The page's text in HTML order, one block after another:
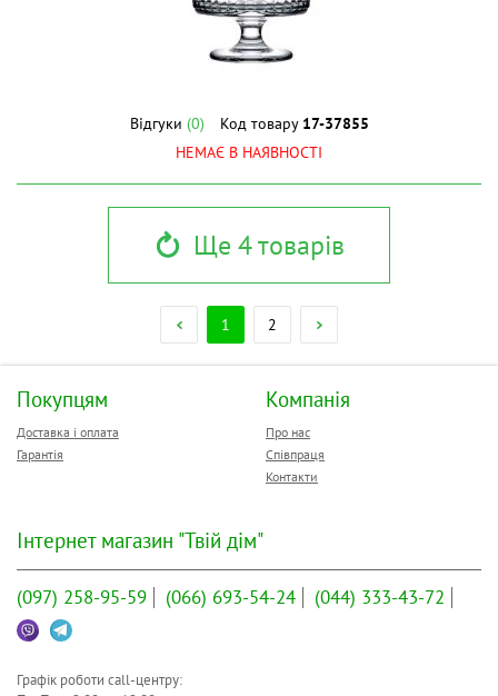
Відгуки (0) Код товару 17-37855
НЕМАЄ В НАЯВНОСТІ
Ще 4 товарів
1 2
Покупцям
Доставка і оплата
Гарантія
Компанія
Про нас
Співпраця
Контакти
Інтернет магазин "Твій дім"
(097) 258-95-59 (066) 693-54-24 (044) 333-43-72
Графік роботи call-центру: